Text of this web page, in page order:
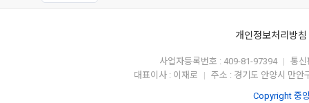
개인정보처리방침
사업자등록번호 : 409-81-97394 | 통
대표이사 : 이재로 | 주소 : 경기도 안양시 만
Copyright 중